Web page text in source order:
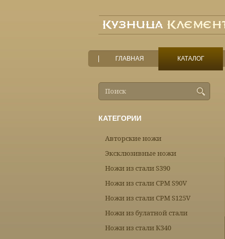
ГЛАВНАЯ КАТАЛОГ
КАТЕГОРИИ
Авторские ножи
Эксклюзивные ножи
Ножи из стали S390
Ножи из стали CPM S90V
Ножи из стали CPM S125V
Ножи из булатной стали
Ножи из стали К340